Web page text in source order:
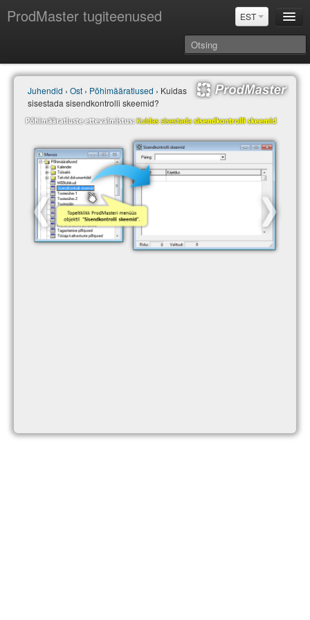
ProdMaster tugiteenused EST
Juhendid
Versiooniuuendused
Power BI & Merit Aktiva (EST)
Juhendid › Ost › Põhimääratlused › Kuidas
sisestada sisendkontrolli skeemid?